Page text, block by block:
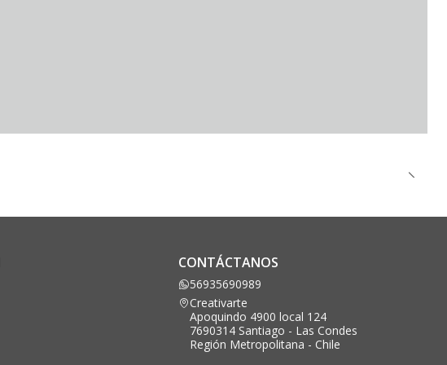
CONTÁCTANOS
56935690989
Creativarte
Apoquindo 4900 local 124
7690314 Santiago - Las Condes
Región Metropolitana - Chile